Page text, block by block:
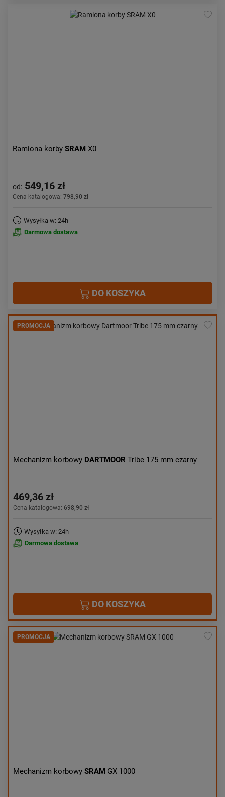
Ramiona korby SRAM X0
od: 549,16 zł
Cena katalogowa: 798,90 zł
Wysyłka w: 24h
Darmowa dostawa
DO KOSZYKA
PROMOCJA
Mechanizm korbowy DARTMOOR Tribe 175 mm czarny
469,36 zł
Cena katalogowa: 698,90 zł
Wysyłka w: 24h
Darmowa dostawa
DO KOSZYKA
PROMOCJA
Mechanizm korbowy SRAM GX 1000